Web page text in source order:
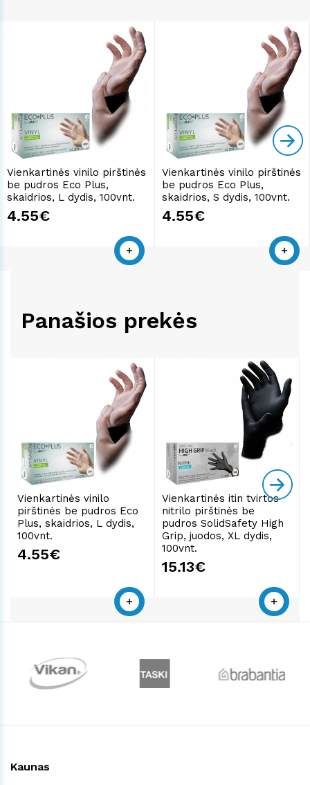
Vienkartinės vinilo pirštinės
be pudros Eco Plus,
skaidrios, L dydis, 100vnt.
4.55€
Vienkartinės vinilo pirštinės
be pudros Eco Plus,
skaidrios, S dydis, 100vnt.
4.55€
Panašios prekės
Vienkartinės vinilo
pirštinės be pudros Eco
Plus, skaidrios, L dydis,
100vnt.
4.55€
Vienkartinės itin tvirtos
nitrilo pirštinės be
pudros SolidSafety High
Grip, juodos, XL dydis,
100vnt.
15.13€
Kaunas